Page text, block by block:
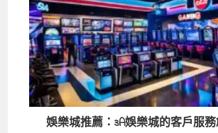
娛樂城推薦：3A娛樂城的客戶服